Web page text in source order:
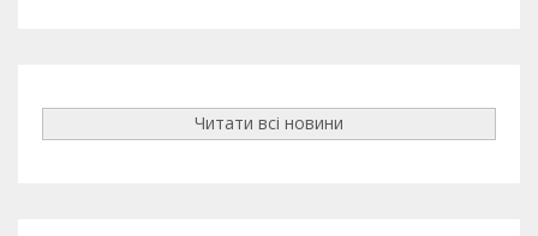
Читати всі новини